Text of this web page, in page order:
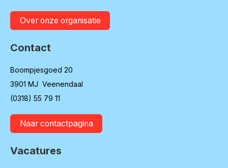
Over onze organisatie
Contact
Boompjesgoed 20
3901 MJ Veenendaal
(0318) 55 79 11
Naar contactpagina
Vacatures